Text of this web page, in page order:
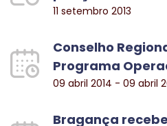
11 setembro 2013
Conselho
Programa
09 abril 2014 - 09 abril
Bragança